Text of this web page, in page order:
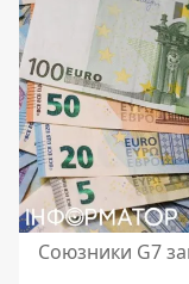
Союзники G7